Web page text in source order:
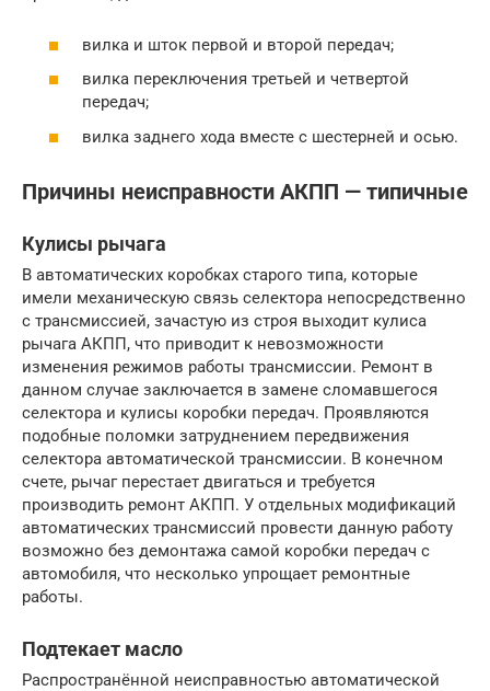
вилка и шток первой и второй передач;
вилка переключения третьей и четвертой
передач;
вилка заднего хода вместе с шестерней и осью.
Причины неисправности АКПП — типичные
Кулисы рычага
В автоматических коробках старого типа, которые
имели механическую связь селектора непосредственно
с трансмиссией, зачастую из строя выходит кулиса
рычага АКПП, что приводит к невозможности
изменения режимов работы трансмиссии. Ремонт в
данном случае заключается в замене сломавшегося
селектора и кулисы коробки передач. Проявляются
подобные поломки затруднением передвижения
селектора автоматической трансмиссии. В конечном
счете, рычаг перестает двигаться и требуется
производить ремонт АКПП. У отдельных модификаций
автоматических трансмиссий провести данную работу
возможно без демонтажа самой коробки передач с
автомобиля, что несколько упрощает ремонтные
работы.
Подтекает масло
Распространённой неисправностью автоматической